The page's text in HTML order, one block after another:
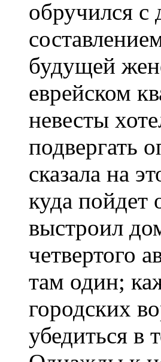
обручился
будущей
еврейском
невесты
подвергать
сказала на
куда пойдет
выстроил
четвертого
там один;
городских
убедиться в